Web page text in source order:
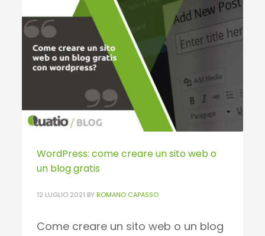
www.quatio.it
PUBLISHED IN QUATIO BLOG
WordPress: come creare un sito web o
un blog gratis
12 LUGLIO 2021 BY ROMANO CAPASSO
Come creare un sito web o un blog